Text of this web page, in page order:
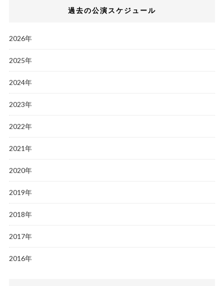
過去の公演スケジュール
2026年
2025年
2024年
2023年
2022年
2021年
2020年
2019年
2018年
2017年
2016年